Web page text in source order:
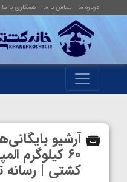
درباره ما تماس با ما همکاری با ما
آرشیو
۶۰ کیلوگرم
کشتی |